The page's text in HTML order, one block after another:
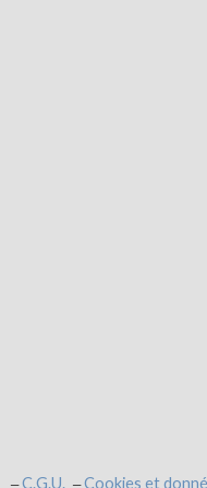
C.G.U. Cookies et